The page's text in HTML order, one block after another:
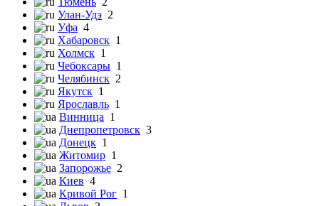
Улан-Удэ 2
Уфа 4
Хабаровск 1
Холмск 1
Чебоксары 1
Челябинск 2
Якутск 1
Ярославль 1
Винница 1
Днепропетровск 3
Донецк 1
Житомир 1
Запорожье 2
Киев 4
Кривой Рог 1